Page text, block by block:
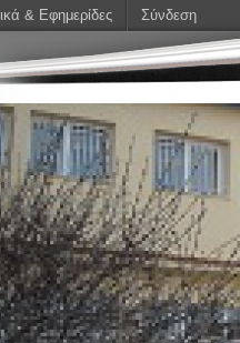
& Εφημερίδες Σύνδεση